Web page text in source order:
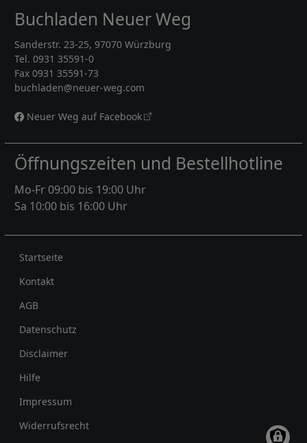
Buchladen Neuer Weg
Sanderstr. 23-25, 97070 Würzburg
Tel. 0931 35591-0
Fax 0931 35591-73
buchladen@neuer-weg.com
Neuer Weg auf Facebook
Öffnungszeiten und Bestellhotline
Mo-Fr 09:00 bis 19:00 Uhr
Sa 10:00 bis 16:00 Uhr
Rechtliches
Startseite
Kontakt
AGB
Datenschutz
Disclaimer
Hilfe
Impressum
Widerrufsrecht